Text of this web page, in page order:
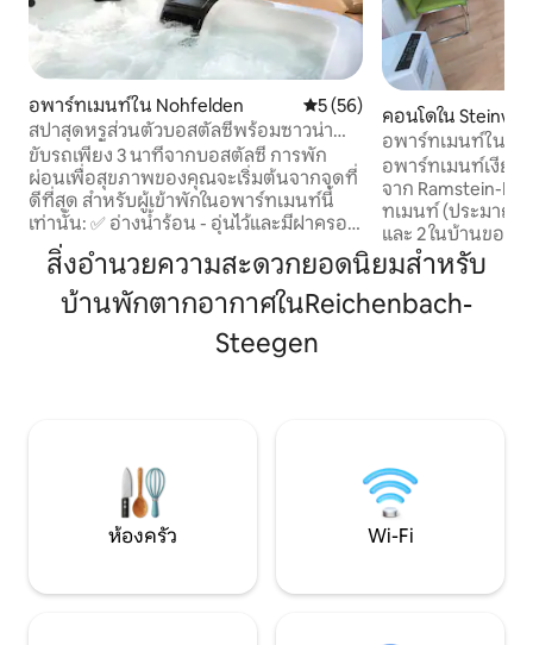
อพาร์ทเมนท์ใน Nohfelden คะแนนเฉลี่ย 5 จาก 5, 56 รีวิว
5 (56)
สปาสุดหรูส่วนตัวบอสตัลซีพร้อมซาวน่า
และอ่างน้ำวน
ขับรถเพียง 3 นาทีจากบอสตัลซี การพัก
ผ่อนเพื่อสุขภาพของคุณจะเริ่มต้นจากจุดที่
ดีที่สุด สำหรับผู้เข้าพักในอพาร์ทเมนท์นี้
เท่านั้น: ✅ อ่างน้ำร้อน - อุ่นไว้และมีฝาครอบ
✅ ซาวน่าด้านนอกพร้อมหน้าต่างพาโนรา
มา ✅ ซาวน่าภายในอาคารพร้อมเตาอบซาว
น่าและหม้อน้ำรังสีอินฟราเรด ✅ ออกแบบ
อ่างอาบน้ำ ✅ ระเบียงมองเห็นชนบท
เตียง✅ แสนสบาย ห้อง✅ ครัวพร้อม
อุปกรณ์ครบครัน ✅ ระบบทำความร้อนใต้
การพักผ่อนหย่อนใจ
คอนโดใน
อพาร์ทเมนท์ใน
Ramstein-
อพาร์ทเมนท์เงียบ
จาก Ramstein-
ทเมนท์ (ประมาณ
และ 2 ในบ้านของ
ทเมนท์แยกต่างหาก) เหมาะสำหรับ
พัก 1 ถึง 6 คน อพาร์ทเมนท์มีห้องนอนปรับ
อากาศ 4 ห้อง (เตีย
สิ่งอำนวยความสะดวกยอดนิยมสำหรับ
บ้านพักตากอากาศในReichenbach-
Steegen
ห้องครัว Wi-Fi